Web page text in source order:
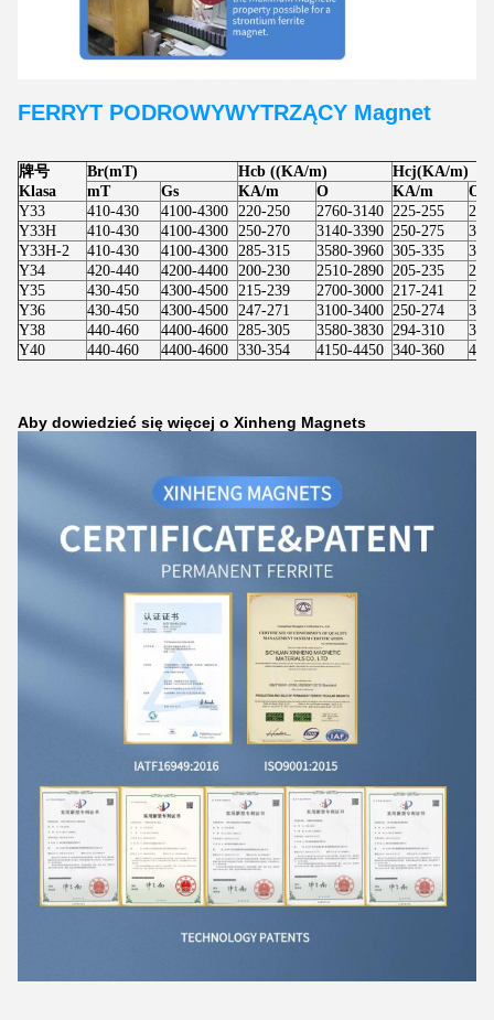
FERRYT PODROWYWYTRZĄCY Magnet
牌号
Klasa
Br(mT) Hcb ((KA/m)
Hcj(KA/m)
mT
Gs KA/m O KA/m
O
Y33
410-430 4100-4300 220-250 2760-3140 225-255
Y33H
410-430 4100-4300 250-270 3140-3390 250-275
Y33H-2
410-430 4100-4300 285-315 3580-3960 305-335
Y34
420-440 4200-4400 200-230 2510-2890 205-235
Y35
430-450 4300-4500 215-239 2700-3000 217-241
Y36
430-450 4300-4500 247-271 3100-3400 250-274
Y38
440-460 4400-4600 285-305 3580-3830 294-310
Y40
440-460 4400-4600 330-354 4150-4450 340-360
Aby dowiedzieć się więcej o Xinheng Magnets